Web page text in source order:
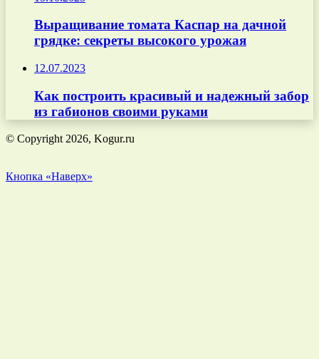
Выращивание томата Каспар на дачной
грядке: секреты высокого урожая
12.07.2023
Как построить красивый и надежный забор
из габионов своими руками
© Copyright 2026, Kogur.ru
Кнопка «Наверх»